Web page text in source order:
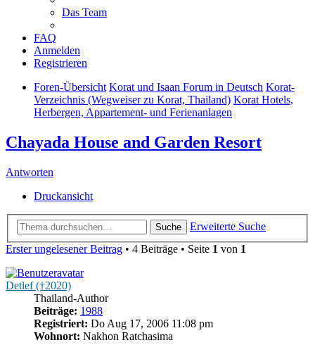
Das Team
FAQ
Anmelden
Registrieren
Foren-Übersicht Korat und Isaan Forum in Deutsch Korat-
Verzeichnis (Wegweiser zu Korat, Thailand) Korat Hotels,
Herbergen, Appartement- und Ferienanlagen
Chayada House and Garden Resort
Antworten
Druckansicht
Suche
Erweiterte Suche
Erster ungelesener Beitrag • 4 Beiträge • Seite 1 von 1
Detlef (†2020)
Thailand-Author
Beiträge: 1988
Registriert: Do Aug 17, 2006 11:08 pm
Wohnort: Nakhon Ratchasima